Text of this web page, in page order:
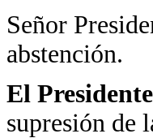
Señor
abstención.
El
supresión de